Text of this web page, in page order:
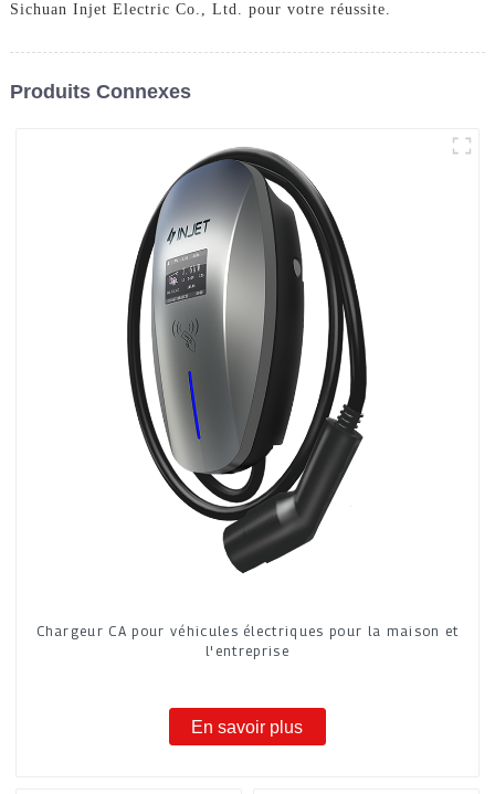
Sichuan Injet Electric Co., Ltd. pour votre réussite.
Produits Connexes
Chargeur CA pour véhicules électriques pour la maison et
l'entreprise
En savoir plus